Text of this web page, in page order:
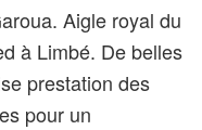
Aigle royal du
à Limbé. De belles
prestation des
pour un